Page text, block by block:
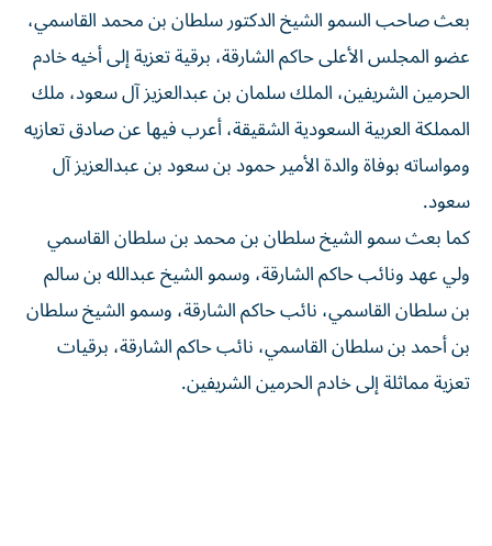
بعث صاحب السمو الشيخ الدكتور سلطان بن محمد القاسمي،
عضو المجلس الأعلى حاكم الشارقة، برقية تعزية إلى أخيه خادم
الحرمين الشريفين، الملك سلمان بن عبدالعزيز آل سعود، ملك
المملكة العربية السعودية الشقيقة، أعرب فيها عن صادق تعازيه
ومواساته بوفاة والدة الأمير حمود بن سعود بن عبدالعزيز آل
سعود.
كما بعث سمو الشيخ سلطان بن محمد بن سلطان القاسمي
ولي عهد ونائب حاكم الشارقة، وسمو الشيخ عبدالله بن سالم
بن سلطان القاسمي، نائب حاكم الشارقة، وسمو الشيخ سلطان
بن أحمد بن سلطان القاسمي، نائب حاكم الشارقة، برقيات
تعزية مماثلة إلى خادم الحرمين الشريفين.